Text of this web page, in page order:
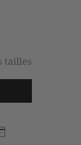
tailles